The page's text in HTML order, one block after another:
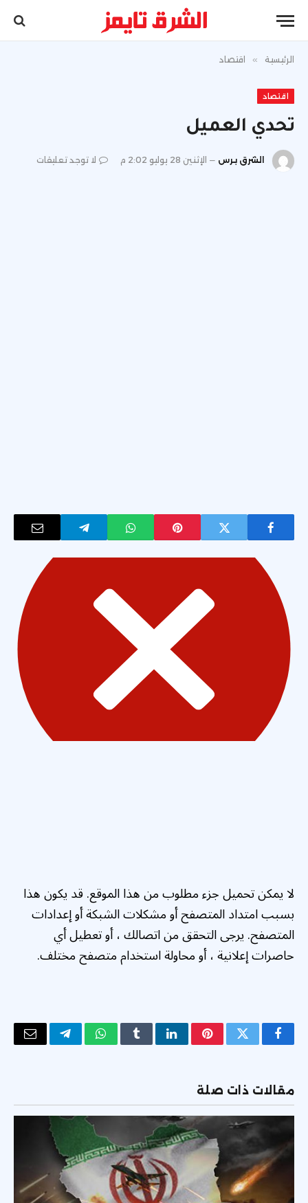
الرئيسية » اقتصاد
اقتصاد
تحدي العميل
الشرق برس الإثنين 28 يوليو 2:02 م لا توجد تعليقات
لا يمكن تحميل جزء مطلوب من هذا الموقع. قد يكون هذا
بسبب امتداد المتصفح أو مشكلات الشبكة أو إعدادات
المتصفح. يرجى التحقق من اتصالك ، أو تعطيل أي
حاصرات إعلانية ، أو محاولة استخدام متصفح مختلف.
فيسبوكتويتر بينتيريستلينكدإنTumblrواتسابتيلقرامالبريد
مقالات ذات صلة